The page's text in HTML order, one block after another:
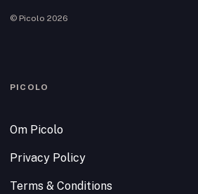
© Picolo 2026
PICOLO
Om Picolo
Privacy Policy
Terms & Conditions